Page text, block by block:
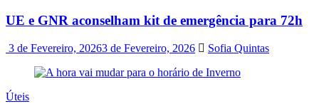
UE e GNR aconselham kit de emergência para 72h
3 de Fevereiro, 20263 de Fevereiro, 2026 Sofia Quintas
Úteis